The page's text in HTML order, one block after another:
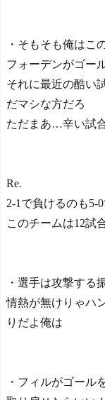
・そもそも俺はこ
フォーデンがゴー
それに最近の酷い
だマシな方だろ
ただまあ…辛い試
Re.
2-1で負けるのも5-
このチームは12試
・選手は攻撃する
情熱が無けりゃハ
りだよ俺は
・フィルがゴール